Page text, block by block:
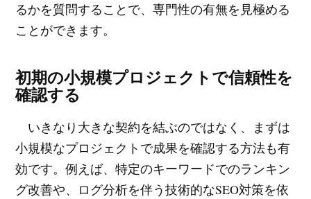
るかを質問することで、専門性の有無を見極める
ことができます。
初期の小規模プロジェクトで信頼性を
確認する
いきなり大きな契約を結ぶのではなく、まずは
小規模なプロジェクトで成果を確認する方法も有
効です。例えば、特定のキーワードでのランキン
グ改善や、ログ分析を伴う技術的なSEO対策を依